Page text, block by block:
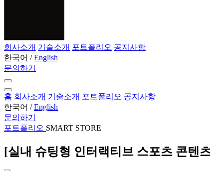
회사소개 기술소개 포트폴리오 공지사항
한국어 / English
문의하기
홈 회사소개 기술소개 포트폴리오 공지사항
한국어 / English
문의하기
포트폴리오 SMART STORE
[실내 슈팅형 인터랙티브 스포츠 콘텐